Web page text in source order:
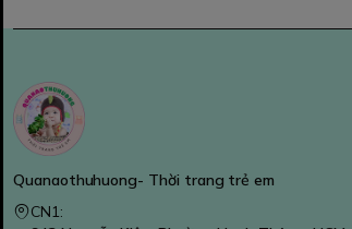
Quanaothuhuong- Thời trang trẻ em
CN1: